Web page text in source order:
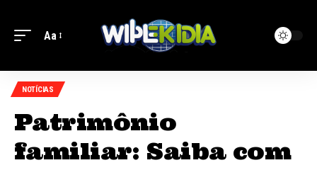
Aa
NOTÍCIAS
Patrimônio
familiar: Saiba com